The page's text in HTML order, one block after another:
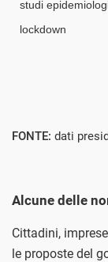
FONTE: dati
Alcune delle
Cittadini,
le proposte del